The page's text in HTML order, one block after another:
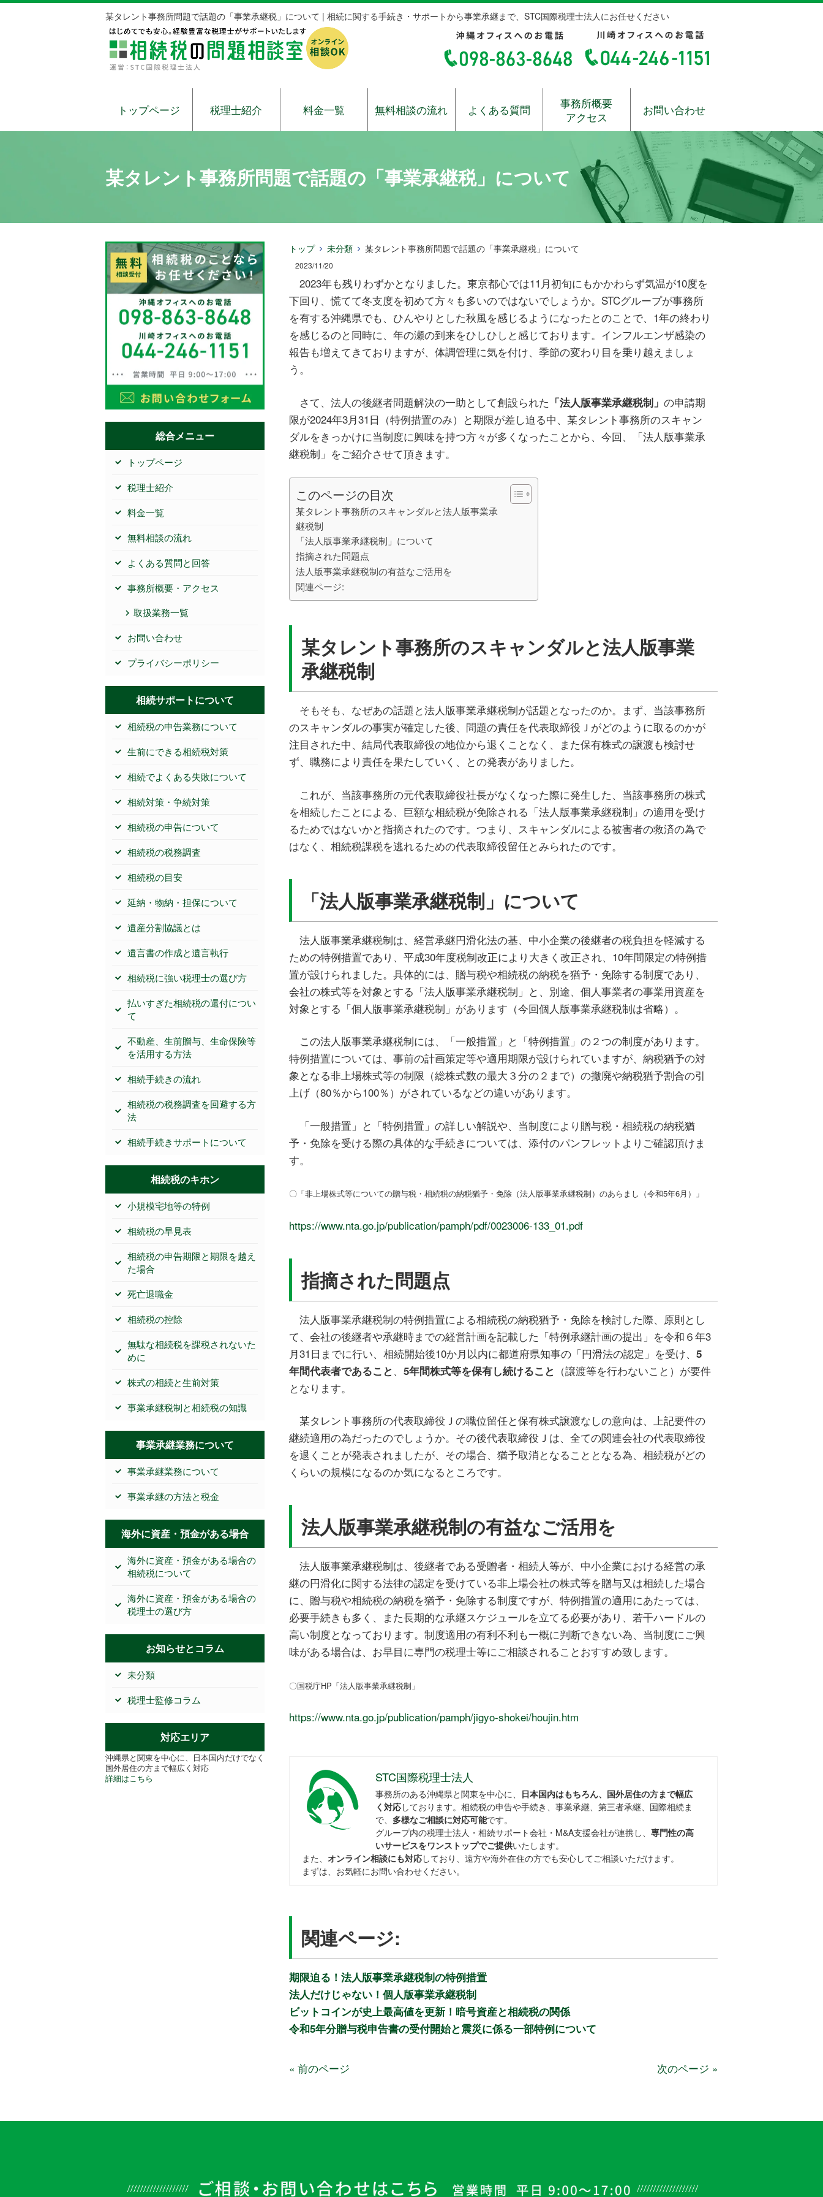
某タレント事務所問題で話題の「事業承継税」について | 相続に関する手続き・サポートから事業承継まで、STC国際税理士法人にお任せください
トップページ 税理士紹介 料金一覧 無料相談の流れ よくある質問
事務所概要
アクセス
お問い合わせ
某タレント事務所問題で話題の「事業承継税」について
トップ 未分類 某タレント事務所問題で話題の「事業承継税」について
2023/11/20
2023年も残りわずかとなりました。東京都心では11月初旬にもかかわらず気温が10度を
下回り、慌てて冬支度を初めて方々も多いのではないでしょうか。STCグループが事務所
を有する沖縄県でも、ひんやりとした秋風を感じるようになったとのことで、1年の終わり
を感じるのと同時に、年の瀬の到来をひしひしと感じております。インフルエンザ感染の
報告も増えてきておりますが、体調管理に気を付け、季節の変わり目を乗り越えましょ
う。
さて、法人の後継者問題解決の一助として創設られた 「法人版事業承継税制」 の申請期
限が2024年3月31日（特例措置のみ）と期限が差し迫る中、某タレント事務所のスキャン
ダルをきっかけに当制度に興味を持つ方々が多くなったことから、今回、「法人版事業承
継税制」をご紹介させて頂きます。
このページの目次
某タレント事務所のスキャンダルと法人版事業承
継税制
「法人版事業承継税制」について
指摘された問題点
法人版事業承継税制の有益なご活用を
関連ページ:
某タレント事務所のスキャンダルと法人版事業
承継税制
そもそも、なぜあの話題と法人版事業承継税制が話題となったのか。まず、当該事務所
のスキャンダルの事実が確定した後、問題の責任を代表取締役Ｊがどのように取るのかが
注目された中、結局代表取締役の地位から退くことなく、また保有株式の譲渡も検討せ
ず、職務により責任を果たしていく、との発表がありました。
これが、当該事務所の元代表取締役社長がなくなった際に発生した、当該事務所の株式
を相続したことによる、巨額な相続税が免除される「法人版事業承継税制」の適用を受け
るためではないかと指摘されたのです。つまり、スキャンダルによる被害者の救済の為で
はなく、相続税課税を逃れるための代表取締役留任とみられたのです。
「法人版事業承継税制」について
法人版事業承継税制は、経営承継円滑化法の基、中小企業の後継者の税負担を軽減する
ための特例措置であり、平成30年度税制改正により大きく改正され、10年間限定の特例措
置が設けられました。具体的には、贈与税や相続税の納税を猶予・免除する制度であり、
会社の株式等を対象とする「法人版事業承継税制」と、別途、個人事業者の事業用資産を
対象とする「個人版事業承継税制」があります（今回個人版事業承継税制は省略）。
この法人版事業承継税制には、「一般措置」と「特例措置」の２つの制度があります。
特例措置については、事前の計画策定等や適用期限が設けられていますが、納税猶予の対
象となる非上場株式等の制限（総株式数の最大３分の２まで）の撤廃や納税猶予割合の引
上げ（80％から100％）がされているなどの違いがあります。
「一般措置」と「特例措置」の詳しい解説や、当制度により贈与税・相続税の納税猶
予・免除を受ける際の具体的な手続きについては、添付のパンフレットよりご確認頂けま
す。
〇「非上場株式等についての贈与税・相続税の納税猶予・免除（法人版事業承継税制）のあらまし（令和5年6月）」
https://www.nta.go.jp/publication/pamph/pdf/0023006-133_01.pdf
指摘された問題点
法人版事業承継税制の特例措置による相続税の納税猶予・免除を検討した際、原則とし
て、会社の後継者や承継時までの経営計画を記載した「特例承継計画の提出」を令和６年3
月31日までに行い、相続開始後10か月以内に都道府県知事の「円滑法の認定」を受け、 5
年間代表者であること 、 5年間株式等を保有し続けること （譲渡等を行わないこと）が要件
となります。
某タレント事務所の代表取締役Ｊの職位留任と保有株式譲渡なしの意向は、上記要件の
継続適用の為だったのでしょうか。その後代表取締役Ｊは、全ての関連会社の代表取締役
を退くことが発表されましたが、その場合、猶予取消となることとなる為、相続税がどの
くらいの規模になるのか気になるところです。
法人版事業承継税制の有益なご活用を
法人版事業承継税制は、後継者である受贈者・相続人等が、中小企業における経営の承
継の円滑化に関する法律の認定を受けている非上場会社の株式等を贈与又は相続した場合
に、贈与税や相続税の納税を猶予・免除する制度ですが、特例措置の適用にあたっては、
必要手続きも多く、また長期的な承継スケジュールを立てる必要があり、若干ハードルの
高い制度となっております。制度適用の有利不利も一概に判断できない為、当制度にご興
味がある場合は、お早目に専門の税理士等にご相談されることおすすめ致します。
〇国税庁HP「法人版事業承継税制」
https://www.nta.go.jp/publication/pamph/jigyo-shokei/houjin.htm
STC国際税理士法人
事務所のある沖縄県と関東を中心に、 日本国内はもちろん、国外居住の方まで幅広
く対応しております。相続税の申告や手続き、事業承継、第三者承継、国際相続ま
で、 多様なご相談に対応可能です。
グループ内の税理士法人・相続サポート会社・M&A支援会社が連携し、 専門性の高
いサービスをワンストップでご提供いたします。
また、 オンライン相談にも対応しており、遠方や海外在住の方でも安心してご相談いただけます。
まずは、お気軽にお問い合わせください。
関連ページ:
期限迫る！法人版事業承継税制の特例措置
法人だけじゃない！個人版事業承継税制
ビットコインが史上最高値を更新！暗号資産と相続税の関係
令和5年分贈与税申告書の受付開始と震災に係る一部特例について
« 前のページ 次のページ »
総合メニュー
トップページ
税理士紹介
料金一覧
無料相談の流れ
よくある質問と回答
事務所概要・アクセス
取扱業務一覧
お問い合わせ
プライバシーポリシー
相続サポートについて
相続税の申告業務について
生前にできる相続税対策
相続でよくある失敗について
相続対策・争続対策
相続税の申告について
相続税の税務調査
相続税の目安
延納・物納・担保について
遺産分割協議とは
遺言書の作成と遺言執行
相続税に強い税理士の選び方
払いすぎた相続税の還付につい
て
不動産、生前贈与、生命保険等
を活用する方法
相続手続きの流れ
相続税の税務調査を回避する方
法
相続手続きサポートについて
相続税のキホン
小規模宅地等の特例
相続税の早見表
相続税の申告期限と期限を越え
た場合
死亡退職金
相続税の控除
無駄な相続税を課税されないた
めに
株式の相続と生前対策
事業承継税制と相続税の知識
事業承継業務について
事業承継業務について
事業承継の方法と税金
海外に資産・預金がある場合
海外に資産・預金がある場合の
相続税について
海外に資産・預金がある場合の
税理士の選び方
お知らせとコラム
未分類
税理士監修コラム
対応エリア
沖縄県と関東を中心に、日本国内だけでなく
国外居住の方まで幅広く対応
詳細はこちら